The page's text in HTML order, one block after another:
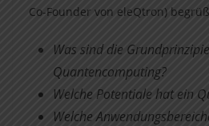
Co-Founder von eleQtron)
Was sind die
Quantencomputing?
Welche Potentiale hat ein
Welche